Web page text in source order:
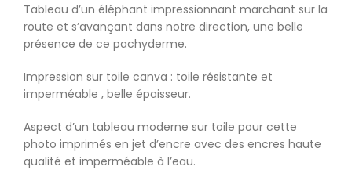
Tableau d’un éléphant impressionnant marchant sur la
route et s’avançant dans notre direction, une belle
présence de ce pachyderme.
Impression sur toile canva : toile résistante et
imperméable , belle épaisseur.
Aspect d’un tableau moderne sur toile pour cette
photo imprimés en jet d’encre avec des encres haute
qualité et imperméable à l’eau.